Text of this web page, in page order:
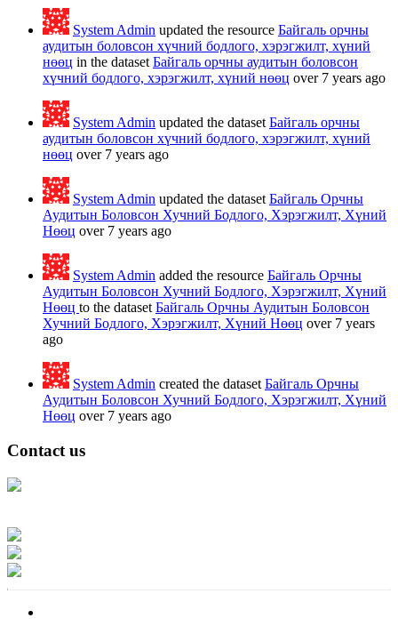
System Admin updated the resource Байгаль орчны
аудитын боловсон хүчний бодлого, хэрэгжилт, хүний
нөөц in the dataset Байгаль орчны аудитын боловсон
хүчний бодлого, хэрэгжилт, хүний нөөц over 7 years ago
System Admin updated the dataset Байгаль орчны
аудитын боловсон хүчний бодлого, хэрэгжилт, хүний
нөөц over 7 years ago
System Admin updated the dataset Байгаль Орчны
Аудитын Боловсон Хучний Бодлого, Хэрэгжилт, Хүний
Нөөц over 7 years ago
System Admin added the resource Байгаль Орчны
Аудитын Боловсон Хучний Бодлого, Хэрэгжилт, Хүний
Нөөц to the dataset Байгаль Орчны Аудитын Боловсон
Хучний Бодлого, Хэрэгжилт, Хүний Нөөц over 7 years
ago
System Admin created the dataset Байгаль Орчны
Аудитын Боловсон Хучний Бодлого, Хэрэгжилт, Хүний
Нөөц over 7 years ago
Contact us